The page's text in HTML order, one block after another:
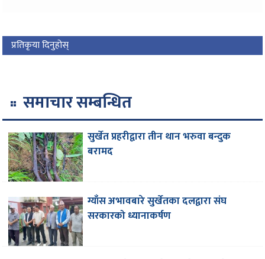
प्रतिकृया दिनुहोस्
समाचार सम्बन्धित
सुर्खेत प्रहरीद्वारा तीन थान भरुवा बन्दुक
बरामद
ग्याँस अभावबारे सुर्खेतका दलद्वारा संघ
सरकारको ध्यानाकर्षण